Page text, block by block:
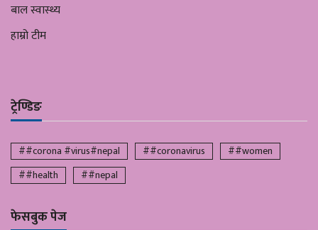
बाल स्वास्थ्य
हाम्रो टीम
ट्रेण्डिङ
##corona #virus#nepal ##coronavirus
##women
##health
##nepal
फेसबुक पेज